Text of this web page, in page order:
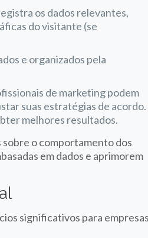
os dados relevantes,
do visitante (se
e organizados pela
de marketing podem
suas estratégias de acordo.
melhores resultados.
o comportamento dos
em dados e aprimorem
significativos para